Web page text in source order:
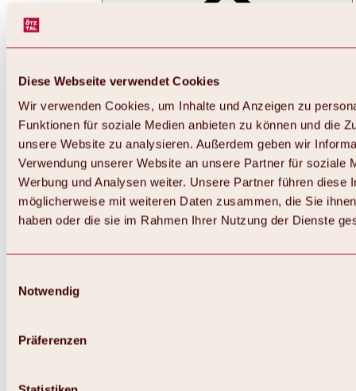
Diese Webseite verwendet Cookies
Wir verwenden Cookies, um Inhalte und Anzeigen zu
Funktionen für soziale Medien anbieten zu können und die
unsere Website zu analysieren. Außerdem geben wir
Verwendung unserer Website an unsere Partner für soziale
Werbung und Analysen weiter. Unsere Partner führen diese
möglicherweise mit weiteren Daten zusammen, die Sie
haben oder die sie im Rahmen Ihrer Nutzung der Dienste
Notwendig
Präferenzen